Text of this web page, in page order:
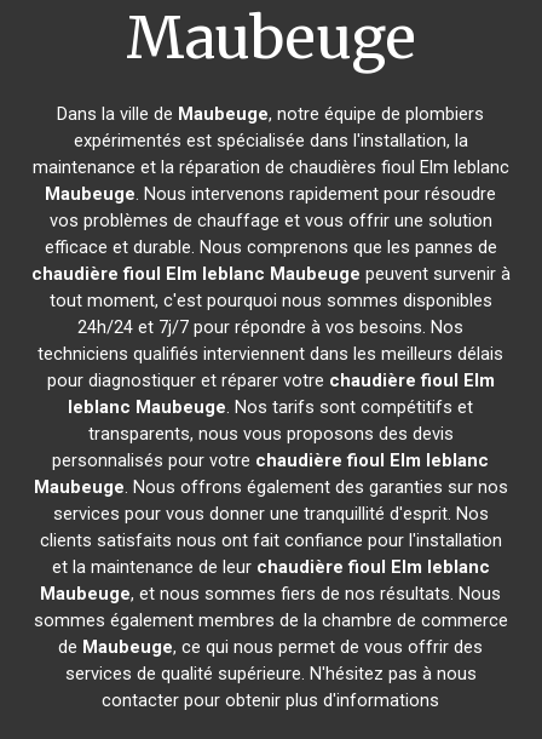
Maubeuge
Dans la ville de Maubeuge, notre équipe de plombiers
expérimentés est spécialisée dans l'installation, la
maintenance et la réparation de chaudières fioul Elm leblanc
Maubeuge. Nous intervenons rapidement pour résoudre
vos problèmes de chauffage et vous offrir une solution
efficace et durable. Nous comprenons que les pannes de
chaudière fioul Elm leblanc Maubeuge peuvent survenir à
tout moment, c'est pourquoi nous sommes disponibles
24h/24 et 7j/7 pour répondre à vos besoins. Nos
techniciens qualifiés interviennent dans les meilleurs délais
pour diagnostiquer et réparer votre chaudière fioul Elm
leblanc Maubeuge. Nos tarifs sont compétitifs et
transparents, nous vous proposons des devis
personnalisés pour votre chaudière fioul Elm leblanc
Maubeuge. Nous offrons également des garanties sur nos
services pour vous donner une tranquillité d'esprit. Nos
clients satisfaits nous ont fait confiance pour l'installation
et la maintenance de leur chaudière fioul Elm leblanc
Maubeuge, et nous sommes fiers de nos résultats. Nous
sommes également membres de la chambre de commerce
de Maubeuge, ce qui nous permet de vous offrir des
services de qualité supérieure. N'hésitez pas à nous
contacter pour obtenir plus d'informations